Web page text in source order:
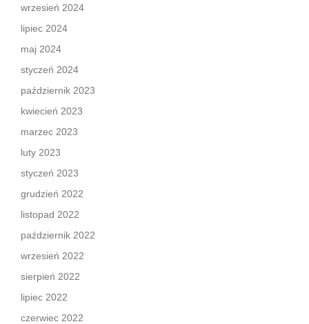
wrzesień 2024
lipiec 2024
maj 2024
styczeń 2024
październik 2023
kwiecień 2023
marzec 2023
luty 2023
styczeń 2023
grudzień 2022
listopad 2022
październik 2022
wrzesień 2022
sierpień 2022
lipiec 2022
czerwiec 2022